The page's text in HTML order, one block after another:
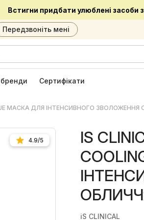
Встигни придбати улюблені засоби
Передзвоніть мені
бренди Сертифікати
МАСКА ДЛЯ ІНТЕНСИВНОГО ЗВОЛОЖЕННЯ
4.9/5
IS
iS CLINICAL